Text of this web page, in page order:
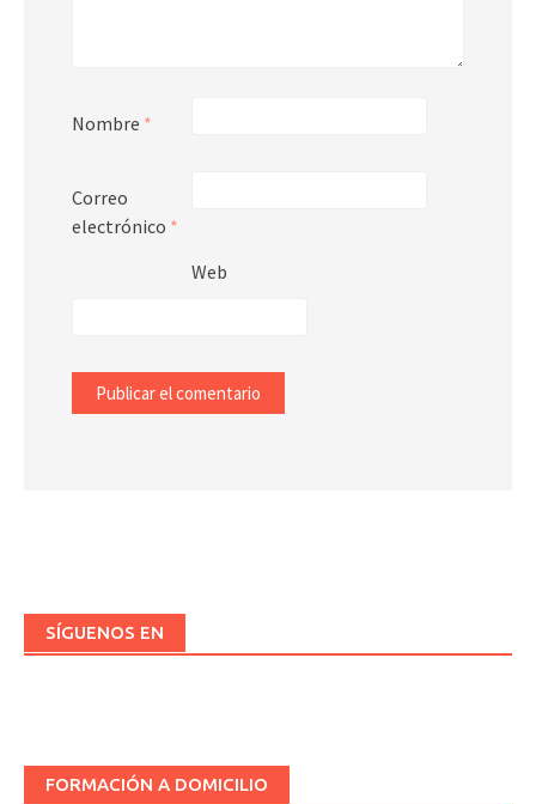
Nombre *
Correo
electrónico *
Web
SÍGUENOS EN
FORMACIÓN A DOMICILIO